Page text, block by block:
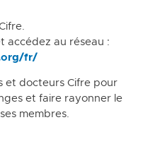
accédez au réseau :
fr/
et docteurs Cifre pour
et faire rayonner le
membres.